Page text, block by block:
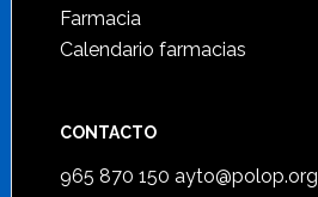
Farmacia
Calendario farmacias
CONTACTO
965 870 150 ayto@polop.org